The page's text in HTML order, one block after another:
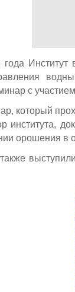
Институт
с
который
института,
орошения в